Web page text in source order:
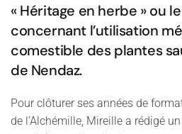
« Héritage en herbe » ou
concernant l’utilisation
comestible des plantes
de Nendaz.
Pour clôturer ses années de
de l’Alchémille, Mireille a rédigé